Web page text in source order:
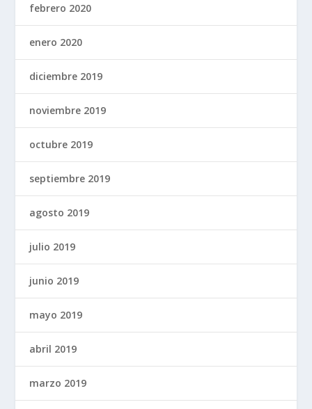
febrero 2020
enero 2020
diciembre 2019
noviembre 2019
octubre 2019
septiembre 2019
agosto 2019
julio 2019
junio 2019
mayo 2019
abril 2019
marzo 2019